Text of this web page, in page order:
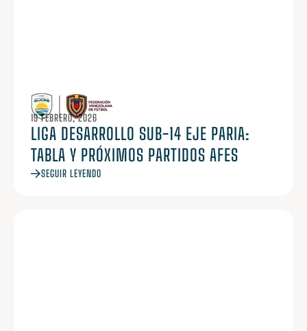
19 FEBRERO, 2026
LIGA DESARROLLO SUB-14 EJE PARIA:
TABLA Y PRÓXIMOS PARTIDOS AFES
SEGUIR LEYENDO